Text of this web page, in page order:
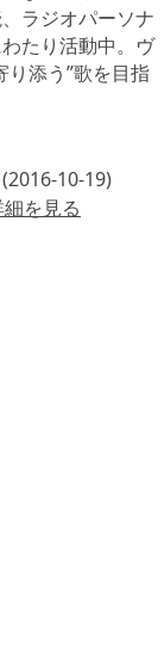
ラジオパーソナ
たり活動中。ヴ
り添う”歌を目指
10-19)
を見る